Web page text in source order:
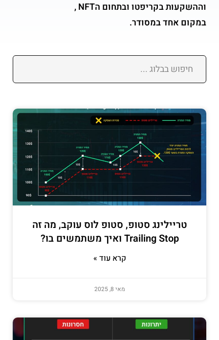
וההשקעות בקריפטו ובתחום הNFT ,
במקום אחד במסודר.
טריילינג סטופ, סטופ לוס עוקב, מה זה
Trailing Stop ואיך משתמשים בו?
קרא עוד »
מאי 8, 2025